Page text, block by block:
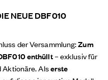
NEUE DBF010
der Versammlung:Zum
enthüllt– exklusiv für
Aktionäre. Alserste